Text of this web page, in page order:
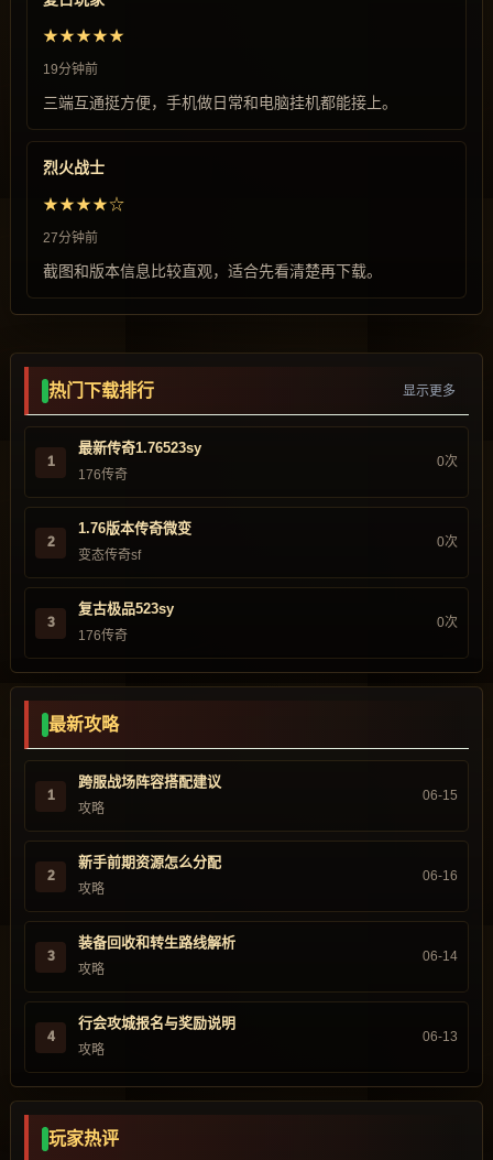
★★★★★
19分钟前
三端互通挺方便，手机做日常和电脑挂机都能接上。
烈火战士
★★★★☆
27分钟前
截图和版本信息比较直观，适合先看清楚再下载。
热门下载排行 显示更多
1
最新传奇1.76523sy
176传奇
0次
2
1.76版本传奇微变
变态传奇sf
0次
3
复古极品523sy
176传奇
0次
最新攻略
1
跨服战场阵容搭配建议
攻略
06-15
2
新手前期资源怎么分配
攻略
06-16
3
装备回收和转生路线解析
攻略
06-14
4
行会攻城报名与奖励说明
攻略
06-13
玩家热评